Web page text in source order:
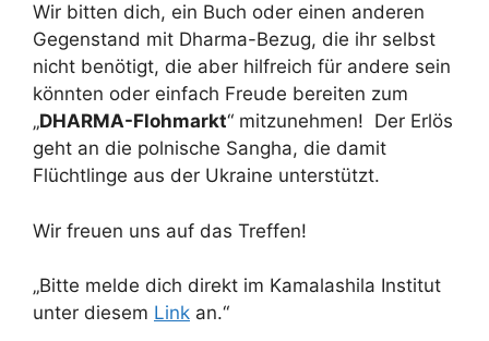
Wir bitten dich, ein Buch oder einen anderen
Gegenstand mit Dharma-Bezug, die ihr selbst
nicht benötigt, die aber hilfreich für andere sein
könnten oder einfach Freude bereiten zum
„DHARMA-Flohmarkt“ mitzunehmen! Der Erlös
geht an die polnische Sangha, die damit
Flüchtlinge aus der Ukraine unterstützt.
Wir freuen uns auf das Treffen!
„Bitte melde dich direkt im Kamalashila Institut
unter diesem Link an.“